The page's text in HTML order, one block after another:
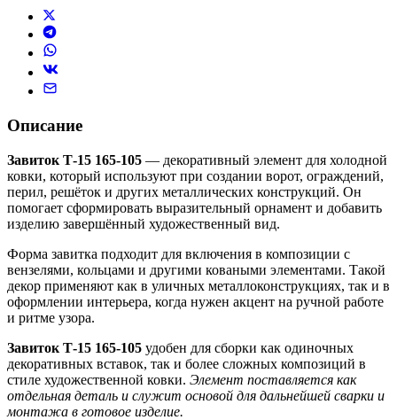
Описание
Завиток Т-15 165-105 — декоративный элемент для холодной
ковки, который используют при создании ворот, ограждений,
перил, решёток и других металлических конструкций. Он
помогает сформировать выразительный орнамент и добавить
изделию завершённый художественный вид.
Форма завитка подходит для включения в композиции с
вензелями, кольцами и другими коваными элементами. Такой
декор применяют как в уличных металлоконструкциях, так и в
оформлении интерьера, когда нужен акцент на ручной работе
и ритме узора.
Завиток Т-15 165-105 удобен для сборки как одиночных
декоративных вставок, так и более сложных композиций в
стиле художественной ковки. Элемент поставляется как
отдельная деталь и служит основой для дальнейшей сварки и
монтажа в готовое изделие.